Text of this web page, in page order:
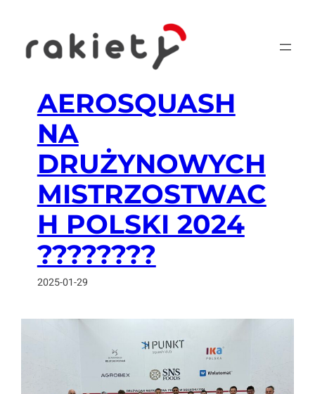
treści
AEROSQUASH
NA
DRUŻYNOWYCH
MISTRZOSTWAC
H POLSKI 2024
????????
2025-01-29